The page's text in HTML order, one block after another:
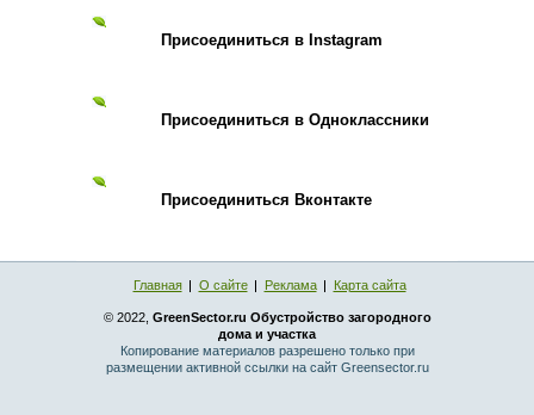
Присоединиться в Instagram
Присоединиться в Одноклассники
Присоединиться Вконтакте
Главная О сайте Реклама Карта сайта
© 2022, GreenSector.ru Обустройство загородного
дома и участка
Копирование материалов разрешено только при
размещении активной ссылки на сайт Greensector.ru